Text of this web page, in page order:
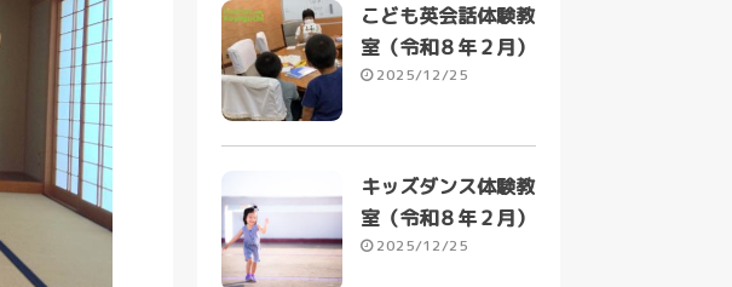
こども英会話体験教
室（令和８年２月）
2025/12/25
キッズダンス体験教
室（令和８年２月）
2025/12/25